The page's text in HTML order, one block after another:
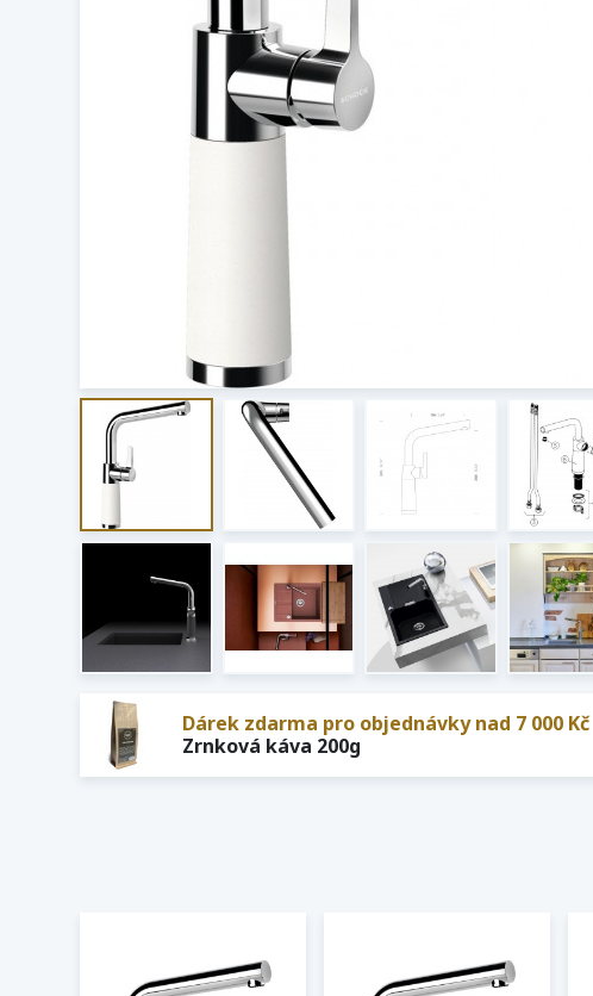
Dárek zdarma pro objednávky nad 7 000 Kč
Zrnková káva 200g